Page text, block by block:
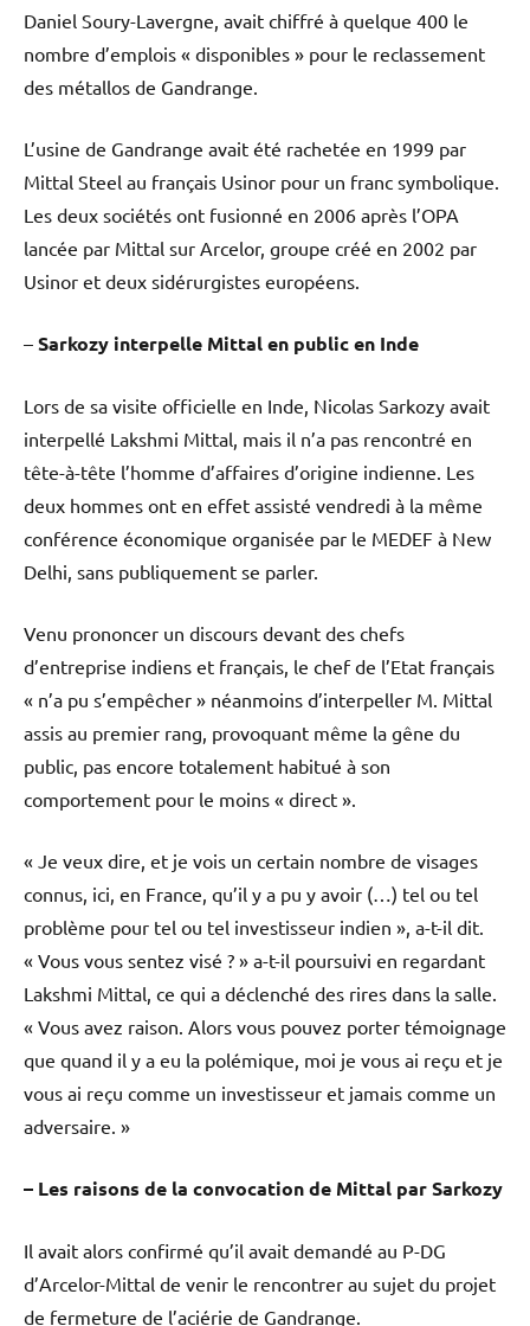
Daniel Soury-Lavergne, avait chiffré à quelque 400 le
nombre d’emplois « disponibles » pour le reclassement
des métallos de Gandrange.
L’usine de Gandrange avait été rachetée en 1999 par
Mittal Steel au français Usinor pour un franc symbolique.
Les deux sociétés ont fusionné en 2006 après l’OPA
lancée par Mittal sur Arcelor, groupe créé en 2002 par
Usinor et deux sidérurgistes européens.
– Sarkozy interpelle Mittal en public en Inde
Lors de sa visite officielle en Inde, Nicolas Sarkozy avait
interpellé Lakshmi Mittal, mais il n’a pas rencontré en
tête-à-tête l’homme d’affaires d’origine indienne. Les
deux hommes ont en effet assisté vendredi à la même
conférence économique organisée par le MEDEF à New
Delhi, sans publiquement se parler.
Venu prononcer un discours devant des chefs
d’entreprise indiens et français, le chef de l’Etat français
« n’a pu s’empêcher » néanmoins d’interpeller M. Mittal
assis au premier rang, provoquant même la gêne du
public, pas encore totalement habitué à son
comportement pour le moins « direct ».
« Je veux dire, et je vois un certain nombre de visages
connus, ici, en France, qu’il y a pu y avoir (…) tel ou tel
problème pour tel ou tel investisseur indien », a-t-il dit.
« Vous vous sentez visé ? » a-t-il poursuivi en regardant
Lakshmi Mittal, ce qui a déclenché des rires dans la salle.
« Vous avez raison. Alors vous pouvez porter témoignage
que quand il y a eu la polémique, moi je vous ai reçu et je
vous ai reçu comme un investisseur et jamais comme un
adversaire. »
– Les raisons de la convocation de Mittal par Sarkozy
Il avait alors confirmé qu’il avait demandé au P-DG
d’Arcelor-Mittal de venir le rencontrer au sujet du projet
de fermeture de l’aciérie de Gandrange.